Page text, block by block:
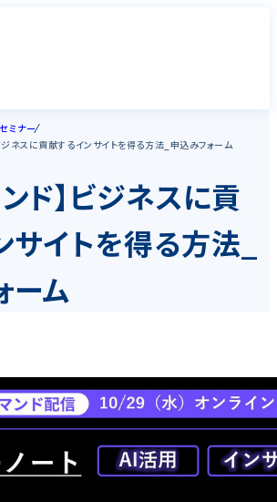
ミナー
ジネスに貢献するインサイトを得る方法_申込みフォーム
ド】ビジネスに貢
イトを得る方法_
ーム